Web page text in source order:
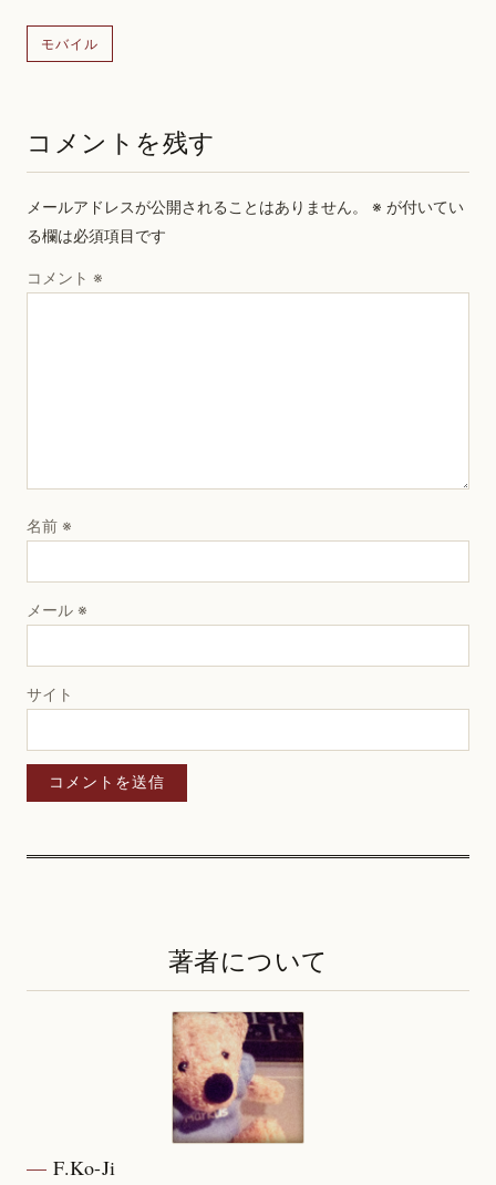
モバイル
コメントを残す
メールアドレスが公開されることはありません。 ※ が付いてい
る欄は必須項目です
コメント ※
名前 ※
メール ※
サイト
著者について
F.Ko-Ji